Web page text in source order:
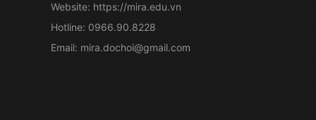
Website: https://mira.edu.vn
Hotline: 0966.90.8228
Email: mira.dochoi@gmail.com